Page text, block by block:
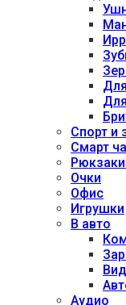
Спорт и
Смарт
Очки
Офис
Игрушки
В авто
Аудио